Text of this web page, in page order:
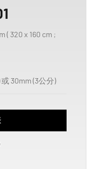
( 320 x 160 cm ;
30mm (3公分)